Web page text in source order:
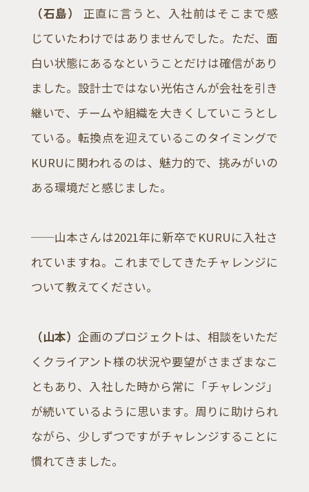
（石島）
正直に言うと、入社前はそこまで感
じていたわけではありませんでした。ただ、面
白い状態にあるなということだけは確信があり
ました。設計士ではない光佑さんが会社を引き
継いで、チームや組織を大きくしていこうとし
ている。転換点を迎えているこのタイミングで
KURUに関われるのは、魅力的で、挑みがいの
ある環境だと感じました。
──山本さんは2021年に新卒でKURUに入社さ
れていますね。これまでしてきたチャレンジに
ついて教えてください。
（山本）企画のプロジェクトは、相談をいただ
くクライアント様の状況や要望がさまざまなこ
ともあり、入社した時から常に「チャレンジ」
が続いているように思います。周りに助けられ
ながら、少しずつですがチャレンジすることに
慣れてきました。